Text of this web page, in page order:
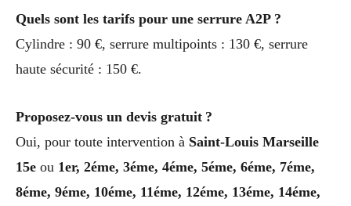
Quels sont les tarifs pour une serrure A2P ?
Cylindre : 90 €, serrure multipoints : 130 €, serrure
haute sécurité : 150 €.
Proposez-vous un devis gratuit ?
Oui, pour toute intervention à Saint-Louis Marseille
15e ou 1er, 2éme, 3éme, 4éme, 5éme, 6éme, 7éme,
8éme, 9éme, 10éme, 11éme, 12éme, 13éme, 14éme,